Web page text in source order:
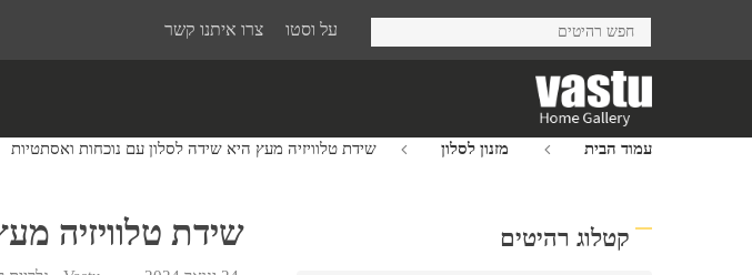
על וסטו צרו איתנו קשר
עמוד הבית מזנון לסלון שידת טלוויזיה מעץ היא שידה לסלון עם נוכחות ואסתטיות
שידת טלוויזיה קטלוג רהיטים